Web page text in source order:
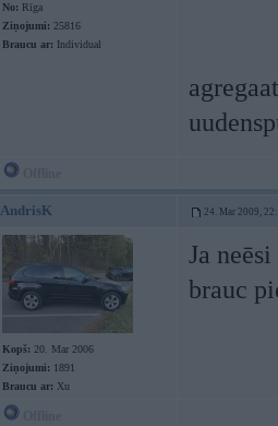
No: Rīga
Ziņojumi: 25816
Braucu ar: Individual
AndrisK 24. Mar 2009,
Kopš: 20. Mar 2006
Ziņojumi: 1891
Braucu ar: Xu
Ja
brauc